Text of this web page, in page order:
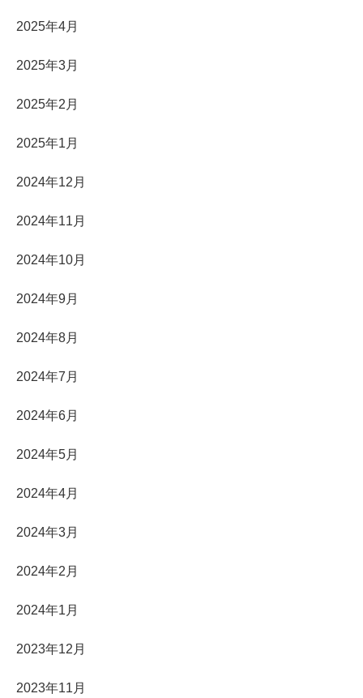
2025年4月
2025年3月
2025年2月
2025年1月
2024年12月
2024年11月
2024年10月
2024年9月
2024年8月
2024年7月
2024年6月
2024年5月
2024年4月
2024年3月
2024年2月
2024年1月
2023年12月
2023年11月